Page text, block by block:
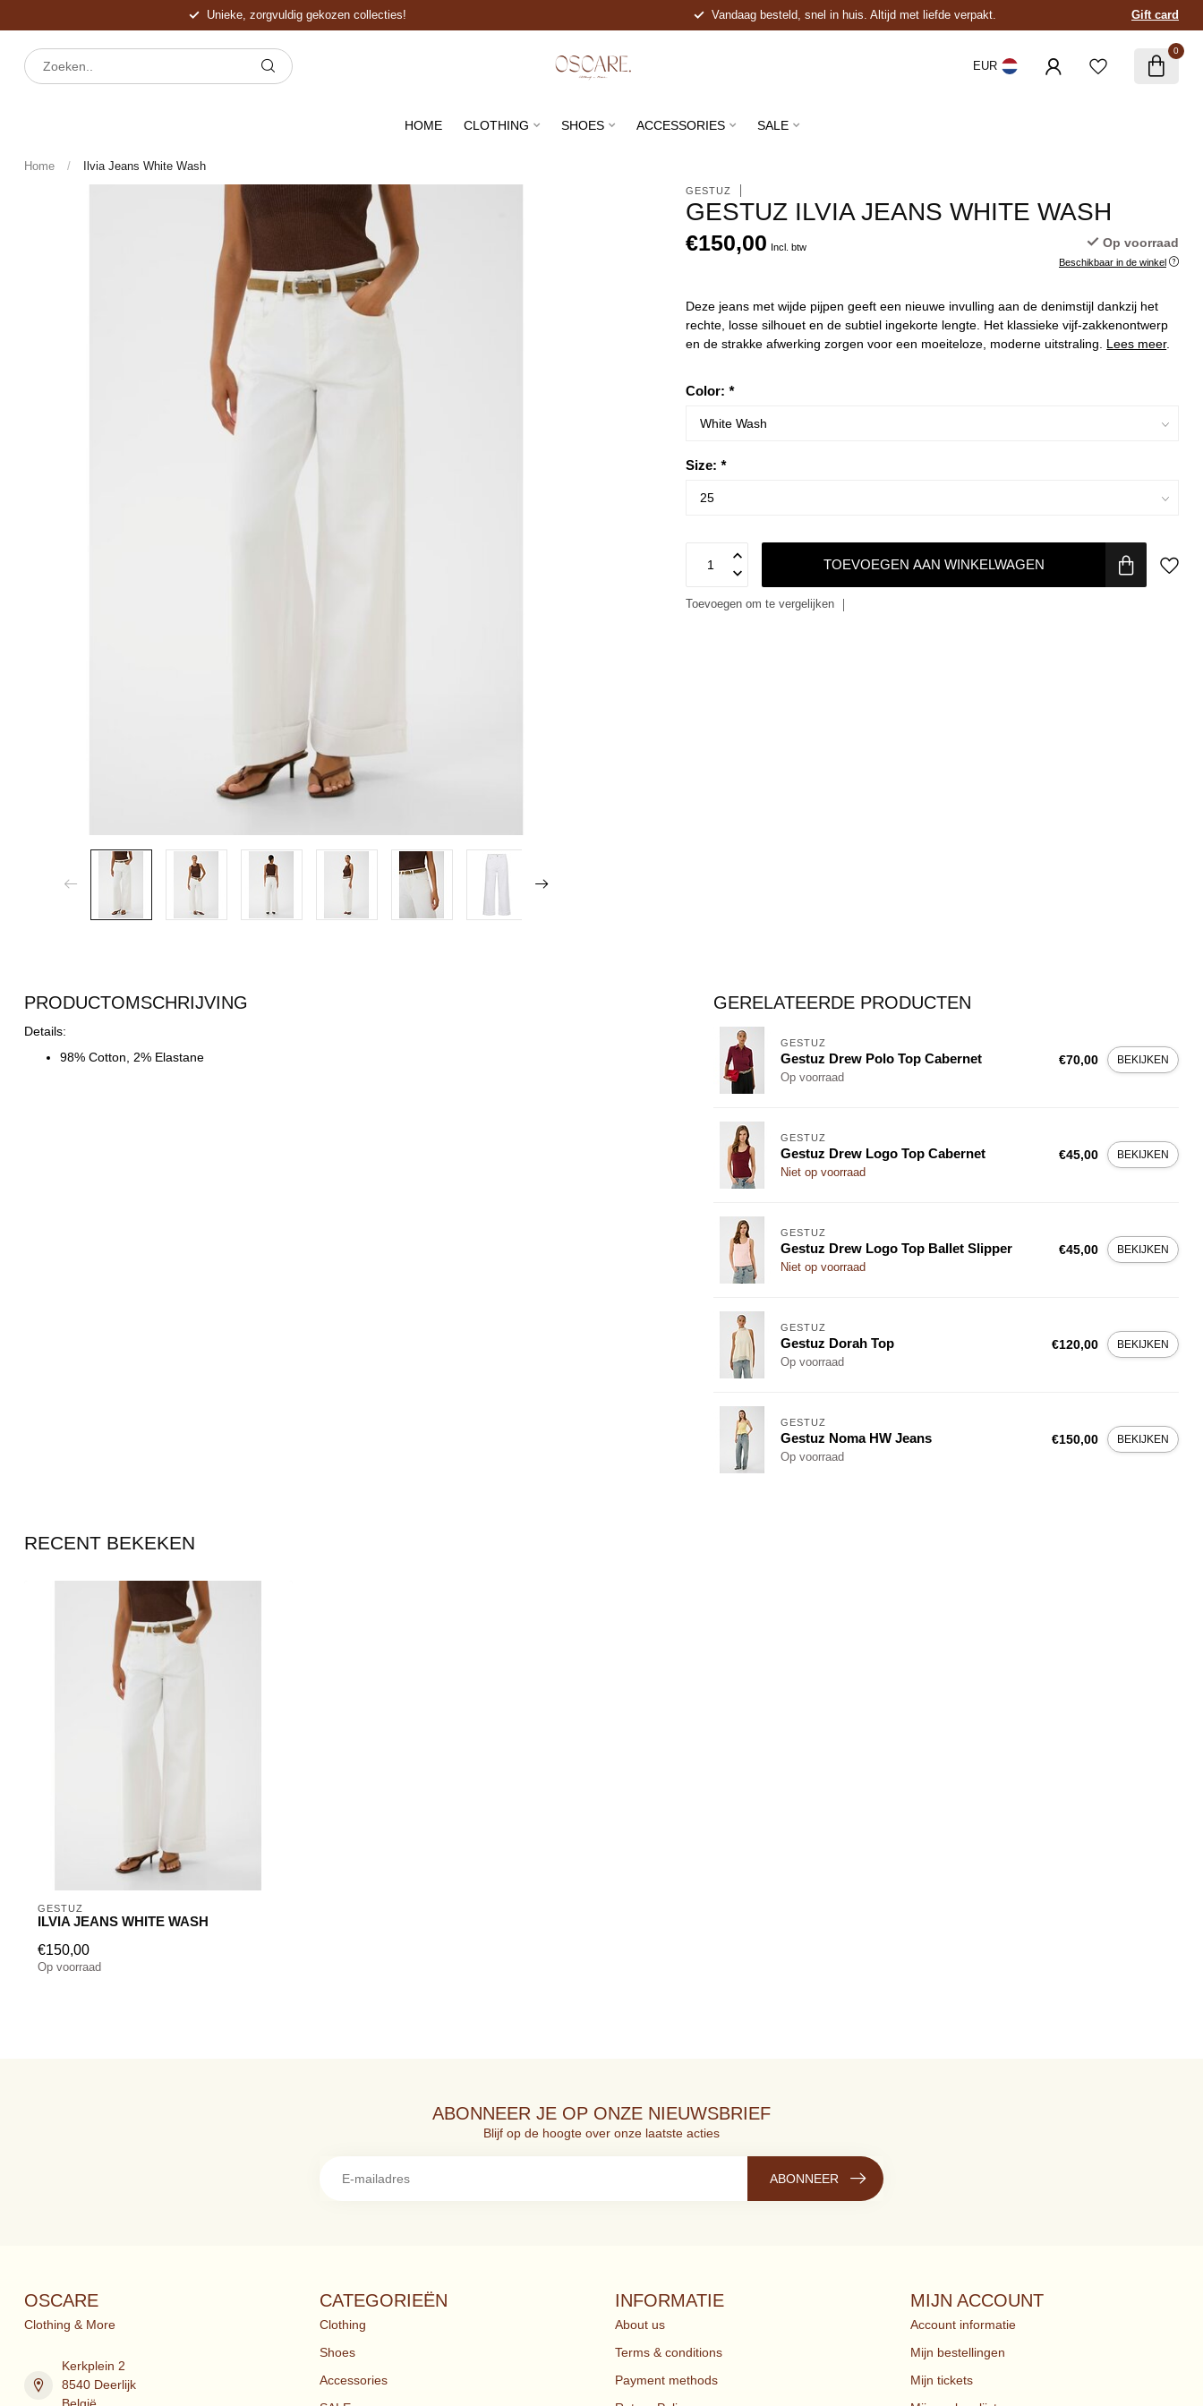
Unieke, zorgvuldig gekozen collecties! Vandaag besteld, snel in huis. Altijd met liefde verpakt. Gift card
EUR
0
HOME CLOTHING SHOES ACCESSORIES SALE
Home / Ilvia Jeans White Wash
GESTUZ
GESTUZ ILVIA JEANS WHITE WASH
€150,00 Incl. btw Op voorraad
Beschikbaar in de winkel
Deze jeans met wijde pijpen geeft een nieuwe invulling aan de denimstijl dankzij het
rechte, losse silhouet en de subtiel ingekorte lengte. Het klassieke vijf-zakkenontwerp
en de strakke afwerking zorgen voor een moeiteloze, moderne uitstraling. Lees meer.
Color:*
Size:*
TOEVOEGEN AAN WINKELWAGEN
Toevoegen om te vergelijken
PRODUCTOMSCHRIJVING
Details:
98% Cotton, 2% Elastane
GERELATEERDE PRODUCTEN
GESTUZ
Gestuz Drew Polo Top Cabernet
Op voorraad
€70,00 BEKIJKEN
GESTUZ
Gestuz Drew Logo Top Cabernet
Niet op voorraad
€45,00 BEKIJKEN
GESTUZ
Gestuz Drew Logo Top Ballet Slipper
Niet op voorraad
€45,00 BEKIJKEN
GESTUZ
Gestuz Dorah Top
Op voorraad
€120,00 BEKIJKEN
GESTUZ
Gestuz Noma HW Jeans
Op voorraad
€150,00 BEKIJKEN
RECENT BEKEKEN
GESTUZ
ILVIA JEANS WHITE WASH
€150,00
Op voorraad
ABONNEER JE OP ONZE NIEUWSBRIEF
Blijf op de hoogte over onze laatste acties
ABONNEER
OSCARE
Clothing & More
Kerkplein 2
8540 Deerlijk
CATEGORIEËN
Clothing
Shoes
Accessories
INFORMATIE
About us
Terms & conditions
Payment methods
MIJN ACCOUNT
Account informatie
Mijn bestellingen
Mijn tickets